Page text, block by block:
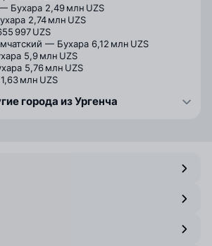
Бухара 2,49 млн UZS
2,74 млн UZS
997 UZS
— Бухара 6,12 млн UZS
5,9 млн UZS
5,76 млн UZS
1,63 млн UZS
города из Ургенча